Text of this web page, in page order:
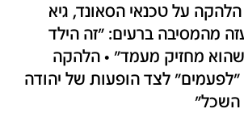
הלהקה על טכנאי הסאונד, גיא
מהמסיבה ברעים: "זה הילד
מחזיק מעמד" • הלהקה
לצד הופעות של יהודה
השכל"